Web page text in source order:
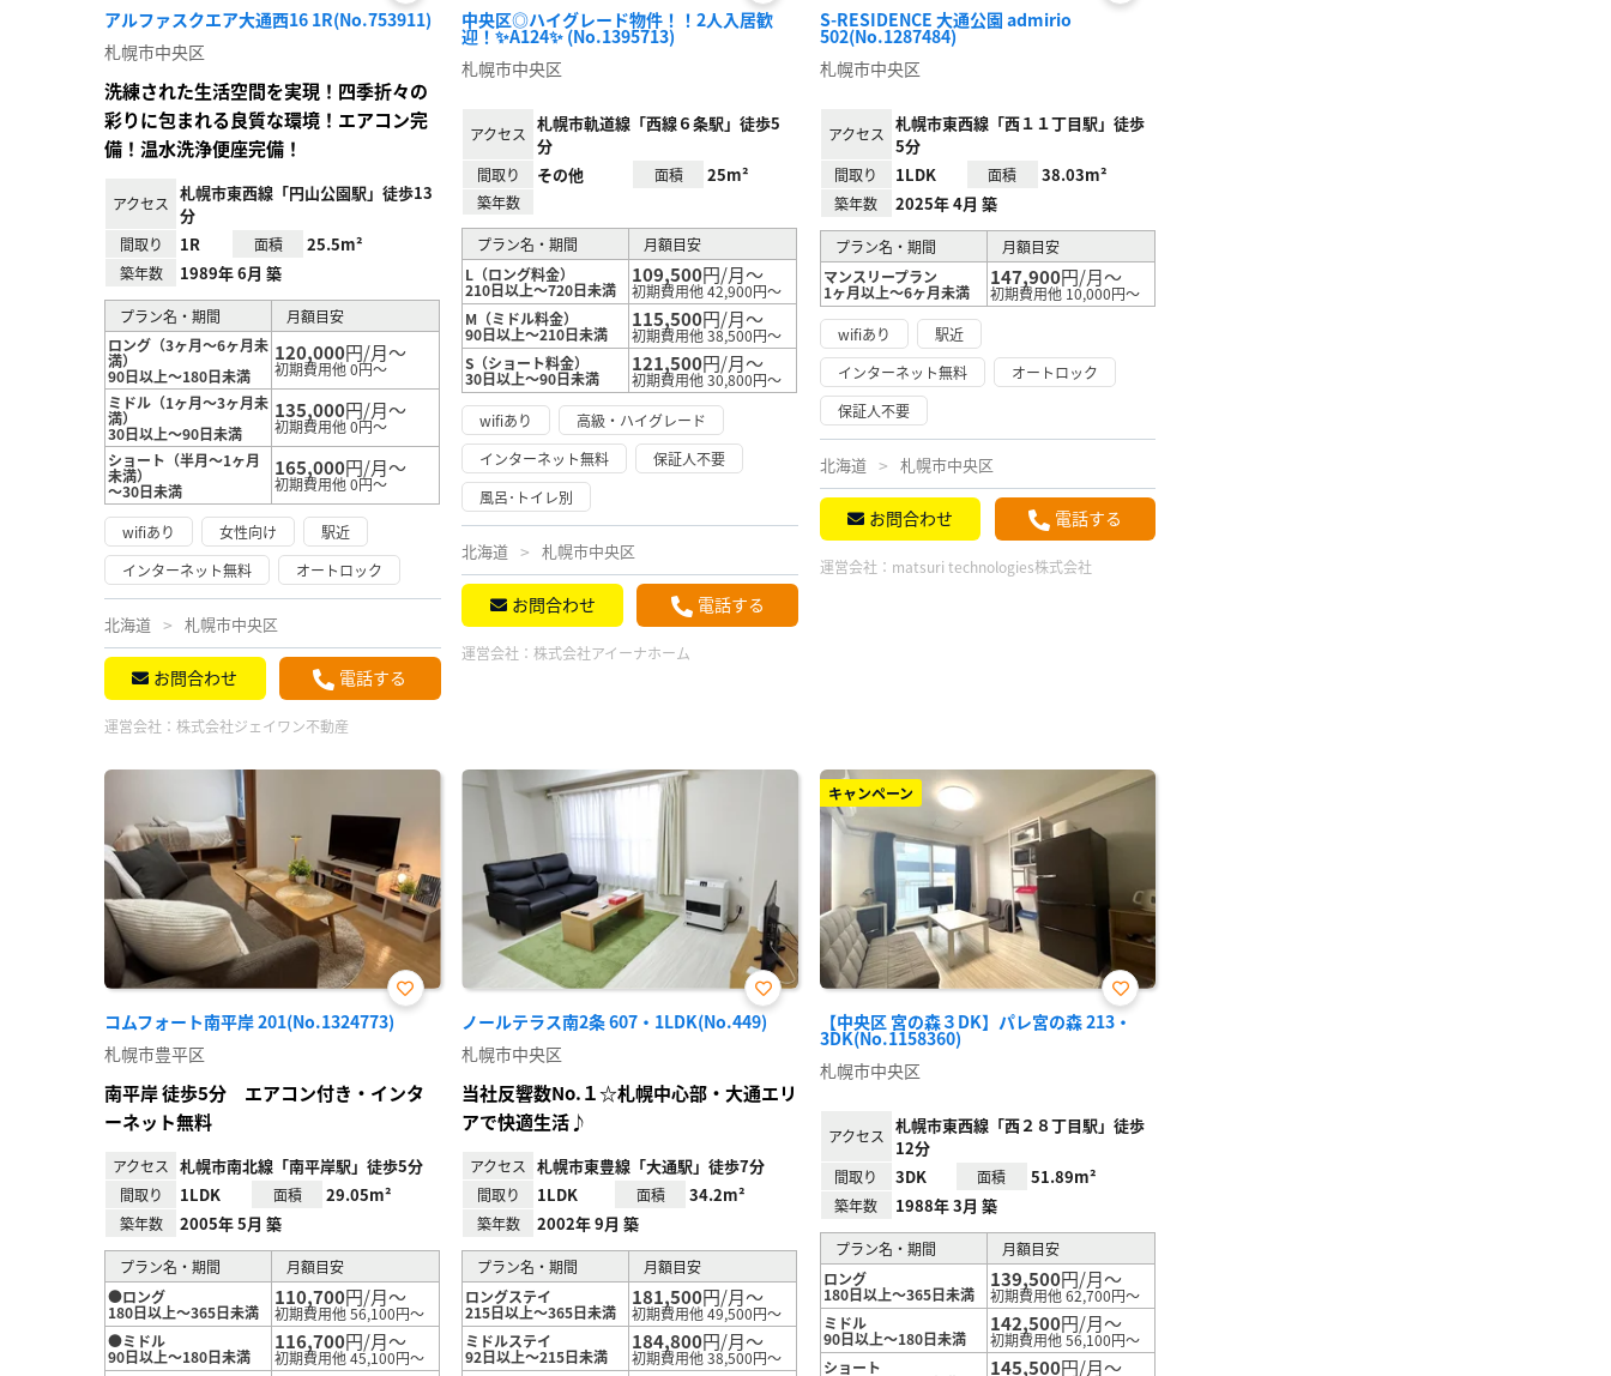
アルファスクエア大通西16 1R(No.753911)
お気
に入
札幌市中央区
洗練された生活空間を実現！四季折々の
彩りに包まれる良質な環境！エアコン完
備！温水洗浄便座完備！
アクセス
札幌市東西線「円山公園駅」徒歩13
分
間取り 1R 面積 25.5m²
築年数 1989年 6月 築
プラン名・期間
月額目安
ロング（3ヶ月～6ヶ月未
満）
90日以上～180日未満
120,000円/月～
初期費用他 0円～
ミドル（1ヶ月～3ヶ月未
満）
30日以上～90日未満
135,000円/月～
初期費用他 0円～
ショート（半月～1ヶ月
未満）
～30日未満
165,000円/月～
初期費用他 0円～
wifiあり 女性向け
駅近
インターネット無料
オートロック
北海道 札幌市中央区
お問合わせ 電話する
運営会社： 株式会社ジェイワン不動産
中央区◎ハイグレード物件！！2人入居歓
迎！✨A124✨ (No.1395713)
お気
に入
札幌市中央区
アクセス
札幌市軌道線「西線６条駅」徒歩5
分
間取り その他 面積 25m²
築年数
プラン名・期間
月額目安
L（ロング料金）
210日以上～720日未満
109,500円/月～
初期費用他 42,900円～
M（ミドル料金）
90日以上～210日未満
115,500円/月～
初期費用他 38,500円～
S（ショート料金）
30日以上～90日未満
121,500円/月～
初期費用他 30,800円～
wifiあり
高級・ハイグレード
インターネット無料
保証人不要
風呂･トイレ別
北海道 札幌市中央区
お問合わせ 電話する
運営会社：株式会社アイーナホーム
S-RESIDENCE 大通公園 admirio
502(No.1287484)
お気
札幌市中央区
アクセス
札幌市東西線「西１１丁目駅」徒歩
5分
間取り 1LDK 面積 38.03m²
築年数 2025年 4月 築
プラン名・期間
月額目安
マンスリープラン
1ヶ月以上～6ヶ月未満
147,900円/月～
初期費用他 10,000円～
wifiあり
駅近
インターネット無料
オートロック
保証人不要
北海道 札幌市中央区
お問合わせ 電話する
運営会社： matsuri technologies株式会社
コムフォート南平岸 201(No.1324773)お気
に入
札幌市豊平区
南平岸 徒歩5分 エアコン付き・インタ
ーネット無料
アクセス 札幌市南北線「南平岸駅」徒歩5分
間取り 1LDK 面積 29.05m²
築年数 2005年 5月 築
プラン名・期間
月額目安
●ロング
180日以上～365日未満
110,700円/月～
初期費用他 56,100円～
●ミドル
90日以上～180日未満
116,700円/月～
初期費用他 45,100円～
ノールテラス南2条 607・1LDK(No.449)
お気
に入
札幌市中央区
当社反響数No.１☆札幌中心部・大通エリ
アで快適生活♪
アクセス 札幌市東豊線「大通駅」徒歩7分
間取り 1LDK 面積 34.2m²
築年数 2002年 9月 築
プラン名・期間
月額目安
ロングステイ
215日以上～365日未満
181,500円/月～
初期費用他 49,500円～
ミドルステイ
92日以上～215日未満
184,800円/月～
初期費用他 38,500円～
キャンペーン
【中央区 宮の森３DK】パレ宮の森 213・
3DK(No.1158360)
お気
に入
札幌市中央区
アクセス
札幌市東西線「西２８丁目駅」徒歩
12分
間取り 3DK 面積 51.89m²
築年数 1988年 3月 築
プラン名・期間
月額目安
ロング
180日以上～365日未満
139,500円/月～
初期費用他 62,700円～
ミドル
90日以上～180日未満
142,500円/月～
初期費用他 56,100円～
ショート
145,500円/月～